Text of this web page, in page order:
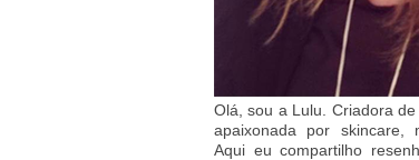
Olá, sou a Lulu. Criadora de
apaixonada por skincare,
Aqui eu compartilho